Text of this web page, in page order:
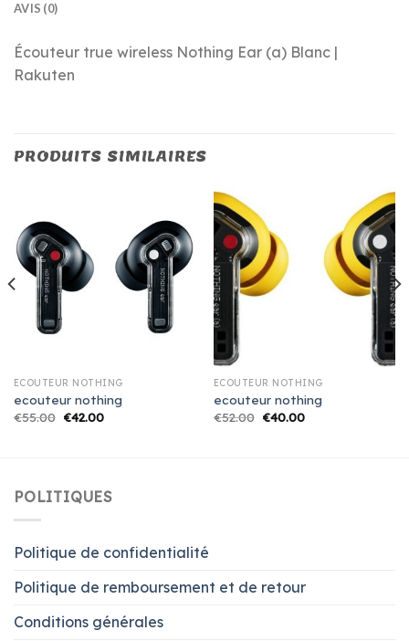
AVIS (0)
Écouteur true wireless Nothing Ear (a) Blanc |
Rakuten
PRODUITS SIMILAIRES
ECOUTEUR NOTHING
ecouteur nothing
€55.00 €42.00
ECOUTEUR NOTHING
ecouteur nothing
€52.00 €40.00
POLITIQUES
Politique de confidentialité
Politique de remboursement et de retour
Conditions générales